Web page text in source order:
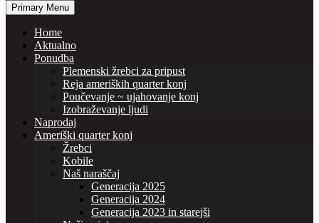
Vašcer Quarter Horses
… horses are our passion
Primary Menu
Home
Aktualno
Ponudba
Plemenski žrebci za pripust
Reja ameriških quarter konj
Poučevanje ~ ujahovanje konj
Izobraževanje ljudi
Naprodaj
Ameriški quarter konj
Žrebci
Kobile
Naš naraščaj
Generacija 2025
Generacija 2024
Generacija 2023 in starejši